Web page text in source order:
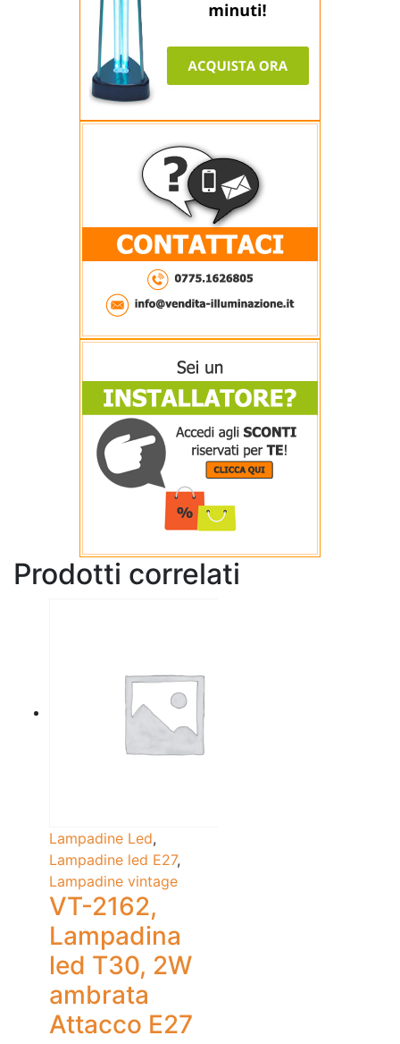
Prodotti correlati
Lampadine Led,
Lampadine led E27,
Lampadine vintage
VT-2162,
Lampadina
led T30, 2W
ambrata
Attacco E27